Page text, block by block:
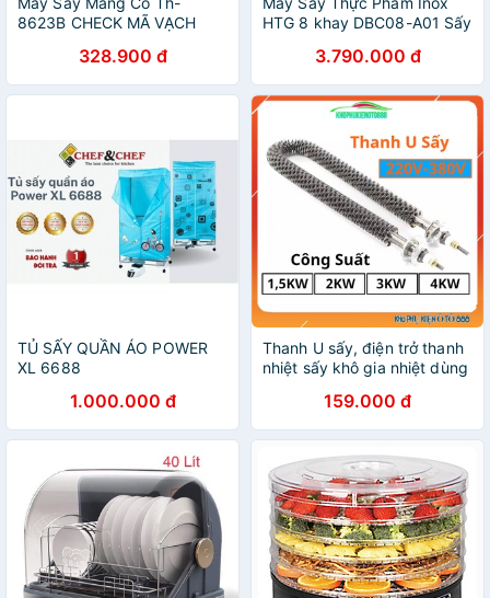
8623B CHECK MÃ VẠCH
328.900 đ
HTG 8 khay DBC08-A01 Sấy
Tia UV Khử Khuẩn, Hẹn Giờ,
Hàng Chính Hãng
3.790.000 đ
TỦ SẤY QUẦN ÁO POWER
XL 6688
1.000.000 đ
Thanh U sấy, điện trở thanh
nhiệt sấy khô gia nhiệt dùng
1,5KW-4KW159.000 đ